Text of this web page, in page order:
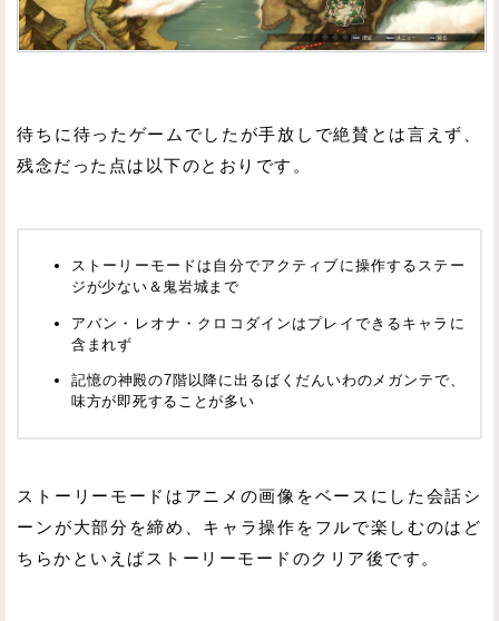
待ちに待ったゲームでしたが手放しで絶賛とは言えず、
残念だった点は以下のとおりです。
ストーリーモードは自分でアクティブに操作するステー
ジが少ない＆鬼岩城まで
アバン・レオナ・クロコダインはプレイできるキャラに
含まれず
記憶の神殿の7階以降に出るばくだんいわのメガンテで、
味方が即死することが多い
ストーリーモードはアニメの画像をベースにした会話シ
ーンが大部分を締め、キャラ操作をフルで楽しむのはど
ちらかといえばストーリーモードのクリア後です。